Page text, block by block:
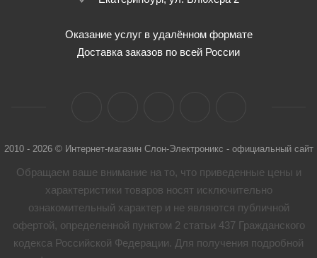
Оказание услуг в удалённом формате
Доставка заказов по всей России
2010 - 2026 © Интернет-магазин Слон-Электроникс - официальный сайт
Обращаем ваше внимание на то, что приведенные цены и
характеристики товaров носят исключительно
ознакомительный характер и не являются публичной
офертой, определенной пунктом 2 статьи 437 Гражданского
кодекса Российской Федерации. Для получения подробной